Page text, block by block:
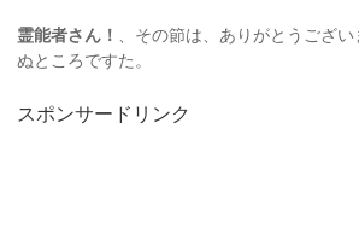
霊能者さん！ 、その節は、ありがとうござ
ぬところですた。
スポンサードリンク